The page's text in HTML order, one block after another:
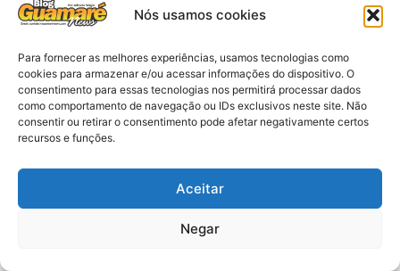
Nós usamos cookies
Para fornecer as melhores experiências, usamos tecnologias como
cookies para armazenar e/ou acessar informações do dispositivo. O
consentimento para essas tecnologias nos permitirá processar dados
como comportamento de navegação ou IDs exclusivos neste site. Não
consentir ou retirar o consentimento pode afetar negativamente certos
recursos e funções.
Aceitar
Negar
Acidente: A caminho do trabalho
professora se envolve em
acidente e vai a obito na RN 118
no Alto do Rodrigues, RN